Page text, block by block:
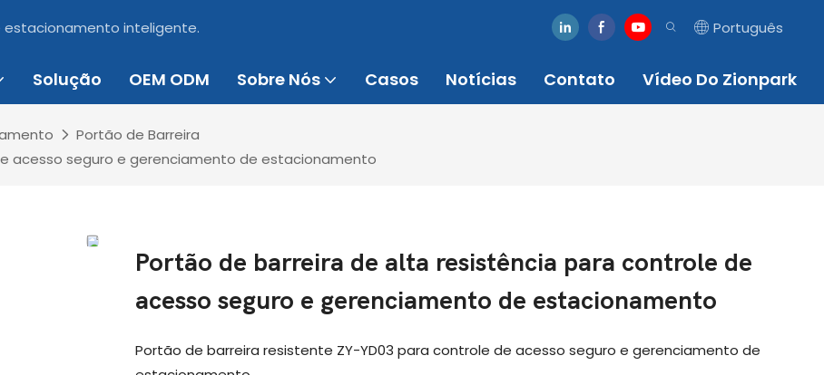
estacionamento inteligente. Português
Solução OEM ODM Sobre Nós Casos Notícias Contato Vídeo Do Zionpark
Portão de Barreira
acesso seguro e gerenciamento de estacionamento
Portão de barreira de alta resistência para controle de
acesso seguro e gerenciamento de estacionamento
Portão de barreira resistente ZY-YD03 para controle de acesso seguro e gerenciamento de